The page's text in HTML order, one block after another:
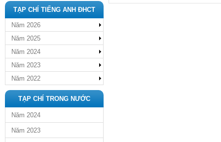
TẠP CHÍ TIẾNG ANH ĐHCT
Năm 2026
Năm 2025
Năm 2024
Năm 2023
Năm 2022
TẠP CHÍ TRONG NƯỚC
Năm 2024
Năm 2023